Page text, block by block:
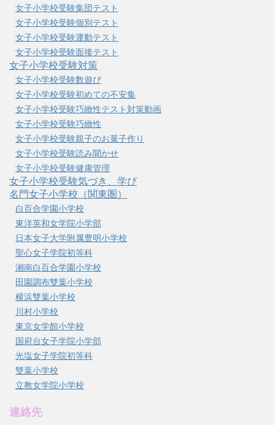
女子小学校受験集団テスト
女子小学校受験個別テスト
女子小学校受験運動テスト
女子小学校受験面接テスト
女子小学校受験対策
女子小学校受験数遊び
女子小学校受験初めての不安集
女子小学校受験巧緻性テスト対策動画
女子小学校受験巧緻性
女子小学校受験親子のお菓子作り
女子小学校受験読み聞かせ
女子小学校受験健康管理
女子小学校受験気づき、学び
名門女子小学校（関東圏）
白百合学園小学校
東洋英和女学院小学部
日本女子大学附属豊明小学校
聖心女子学院初等科
湘南白百合学園小学校
田園調布雙葉小学校
横浜雙葉小学校
川村小学校
東京女学館小学校
国府台女子学院小学部
光塩女子学院初等科
雙葉小学校
立教女学院小学校
連絡先